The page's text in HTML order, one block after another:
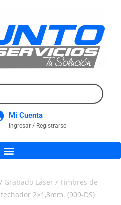
Mi Cuenta
Ingresar / Registrarse
/ Grabado Láser / Timbres de
2×1,3mm. (909-DS)